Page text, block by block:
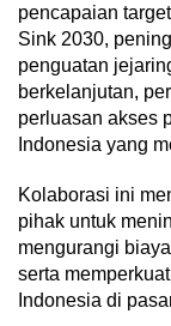
pencapaian
Sink 2030,
penguatan
berkelanjutan,
perluasan akses
Indonesia yang
Kolaborasi ini
pihak untuk
mengurangi
serta
Indonesia di